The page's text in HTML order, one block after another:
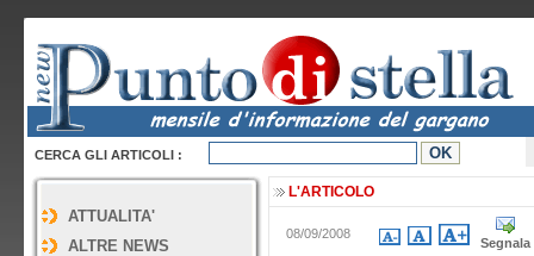
CERCA GLI ARTICOLI :
ATTUALITA'
ALTRE NEWS
L'ARTICOLO
08/09/2008
Segnala